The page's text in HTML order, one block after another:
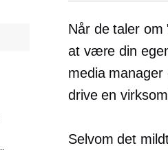
Når de taler
at være din
media
drive en
Selvom det